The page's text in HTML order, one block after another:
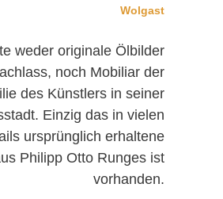
Wolgast
weder originale Ölbilder
noch Mobiliar der
des Künstlers in seiner
Einzig das in vielen
ursprünglich erhaltene
Philipp Otto Runges ist
vorhanden.